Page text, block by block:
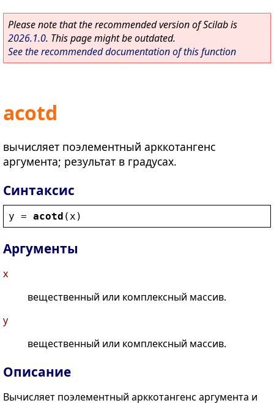
Please note that the recommended version of Scilab is
2026.1.0. This page might be outdated.
See the recommended documentation of this function
acotd
вычисляет поэлементный арккотангенс
аргумента; результат в градусах.
Синтаксис
y = acotd ( x )
Аргументы
x
вещественный или комплексный массив.
y
вещественный или комплексный массив.
Описание
Вычисляет поэлементный арккотангенс аргумента и